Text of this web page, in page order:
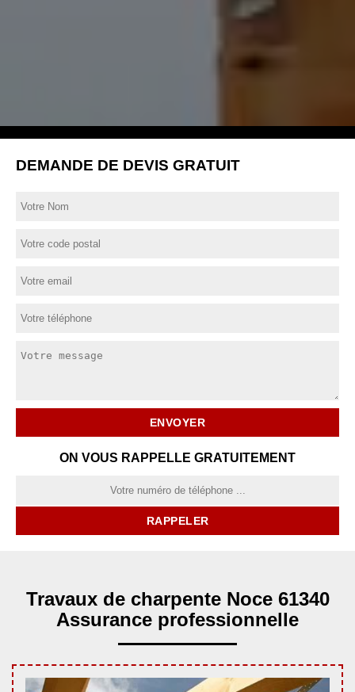
DEMANDE DE DEVIS GRATUIT
ON VOUS RAPPELLE GRATUITEMENT
Travaux de charpente Noce 61340
Assurance professionnelle